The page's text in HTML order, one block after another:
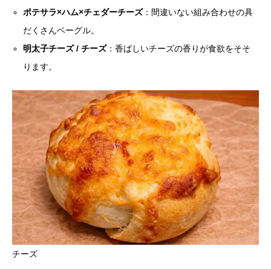
ポテサラ×ハム×チェダーチーズ：間違いない組み合わせの具
だくさんベーグル。
明太子チーズ / チーズ：香ばしいチーズの香りが食欲をそそ
ります。
チーズ